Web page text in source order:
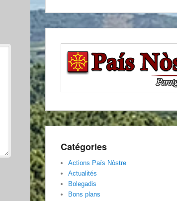
Catégories
Actions País Nòstre
Actualités
Bolegadis
Bons plans